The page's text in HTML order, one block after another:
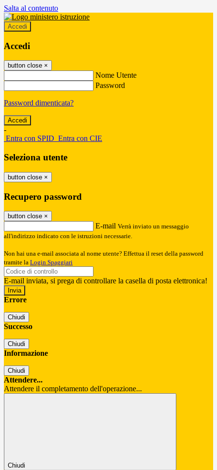
Salta al contenuto
Accedi
Accedi
button close ×
Nome Utente
Password
Password dimenticata?
-
Entra con SPID Entra con CIE
Seleziona utente
button close ×
Recupero password
button close ×
E-mail Verrà inviato un messaggio
all'indirizzo indicato con le istruzioni necessarie.
Non hai una e-mail associata al nome utente? Effettua il reset della password
tramite la Login Spaggiari
E-mail inviata, si prega di controllare la casella di posta elettronica!
Errore
Chiudi
Successo
Chiudi
Informazione
Chiudi
Attendere...
Attendere il completamento dell'operazione...
Chiudi